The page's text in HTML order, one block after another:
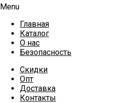
Menu
Главная
Каталог
О нас
Безопасность
Скидки
Опт
Доставка
Контакты